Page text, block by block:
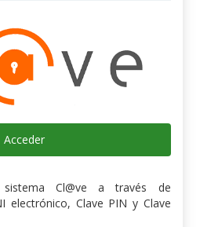
Acceder
Cl@ve a través de
electrónico, Clave PIN y Clave